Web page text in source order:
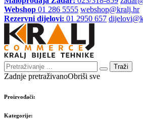
Webshop 01 286 5555 webshop@kralj.hr
Rezervni dijelovi: 01 2950 657
Traži
Zadnje pretraživanoObriši sve
Proizvođači:
Kategorije: